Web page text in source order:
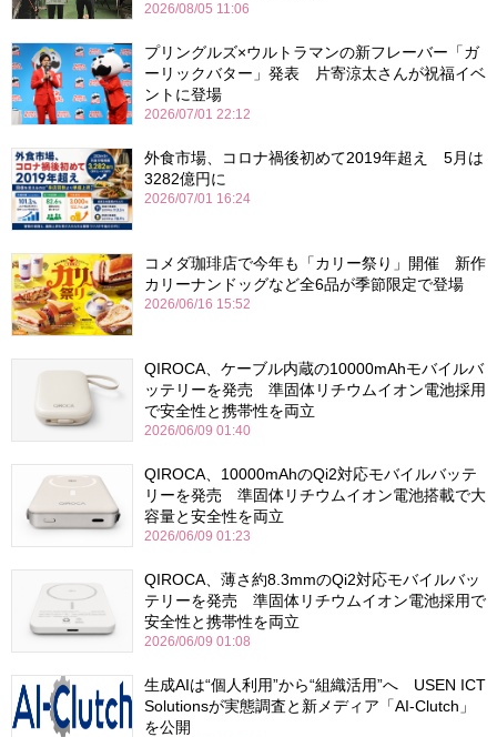
2026/08/05 11:06
プリングルズ×ウルトラマンの新フレーバー「ガ
ーリックバター」発表 片寄涼太さんが祝福イベ
ントに登場
2026/07/01 22:12
外食市場、コロナ禍後初めて2019年超え 5月は
3282億円に
2026/07/01 16:24
コメダ珈琲店で今年も「カリー祭り」開催 新作
カリーナンドッグなど全6品が季節限定で登場
2026/06/16 15:52
QIROCA、ケーブル内蔵の10000mAhモバイルバ
ッテリーを発売 準固体リチウムイオン電池採用
で安全性と携帯性を両立
2026/06/09 01:40
QIROCA、10000mAhのQi2対応モバイルバッテ
リーを発売 準固体リチウムイオン電池搭載で大
容量と安全性を両立
2026/06/09 01:23
QIROCA、薄さ約8.3mmのQi2対応モバイルバッ
テリーを発売 準固体リチウムイオン電池採用で
安全性と携帯性を両立
2026/06/09 01:08
生成AIは“個人利用”から“組織活用”へ USEN ICT
Solutionsが実態調査と新メディア「AI-Clutch」
を公開